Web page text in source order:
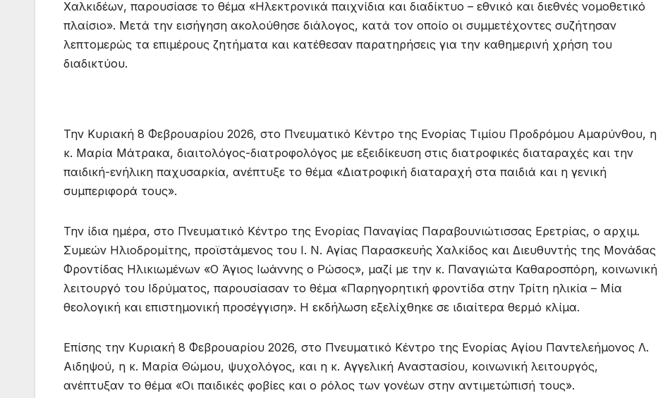
Χαλκιδέων, παρουσίασε το θέμα «Ηλεκτρονικά παιχνίδια και διαδίκτυο – εθνικό και διεθνές νομοθετικό
πλαίσιο». Μετά την εισήγηση ακολούθησε διάλογος, κατά τον οποίο οι συμμετέχοντες συζήτησαν
λεπτομερώς τα επιμέρους ζητήματα και κατέθεσαν παρατηρήσεις για την καθημερινή χρήση του
διαδικτύου.
Την Κυριακή 8 Φεβρουαρίου 2026, στο Πνευματικό Κέντρο της Ενορίας Τιμίου Προδρόμου Αμαρύνθου, η
κ. Μαρία Μάτρακα, διαιτολόγος-διατροφολόγος με εξειδίκευση στις διατροφικές διαταραχές και την
παιδική-ενήλικη παχυσαρκία, ανέπτυξε το θέμα «Διατροφική διαταραχή στα παιδιά και η γενική
συμπεριφορά τους».
Την ίδια ημέρα, στο Πνευματικό Κέντρο της Ενορίας Παναγίας Παραβουνιώτισσας Ερετρίας, ο αρχιμ.
Συμεών Ηλιοδρομίτης, προϊστάμενος του Ι. Ν. Αγίας Παρασκευής Χαλκίδος και Διευθυντής της Μονάδας
Φροντίδας Ηλικιωμένων «Ο Άγιος Ιωάννης ο Ρώσος», μαζί με την κ. Παναγιώτα Καθαροσπόρη, κοινωνική
λειτουργό του Ιδρύματος, παρουσίασαν το θέμα «Παρηγορητική φροντίδα στην Τρίτη ηλικία – Μία
θεολογική και επιστημονική προσέγγιση». Η εκδήλωση εξελίχθηκε σε ιδιαίτερα θερμό κλίμα.
Επίσης την Κυριακή 8 Φεβρουαρίου 2026, στο Πνευματικό Κέντρο της Ενορίας Αγίου Παντελεήμονος Λ.
Αιδηψού, η κ. Μαρία Θώμου, ψυχολόγος, και η κ. Αγγελική Αναστασίου, κοινωνική λειτουργός,
ανέπτυξαν το θέμα «Οι παιδικές φοβίες και ο ρόλος των γονέων στην αντιμετώπισή τους».